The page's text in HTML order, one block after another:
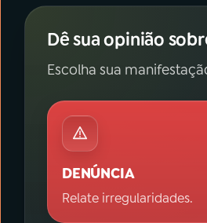
Dê sua opinião
Escolha sua
DENÚNCIA
Relate irregularidades.